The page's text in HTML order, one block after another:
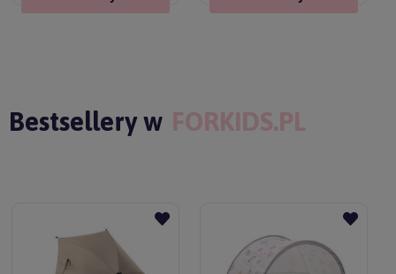
Bestsellery w FORKIDS.PL